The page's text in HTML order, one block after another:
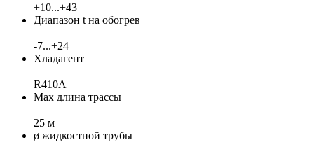
+10...+43
Диапазон t на обогрев
-7...+24
Хладагент
R410A
Max длина трассы
25 м
ø жидкостной трубы